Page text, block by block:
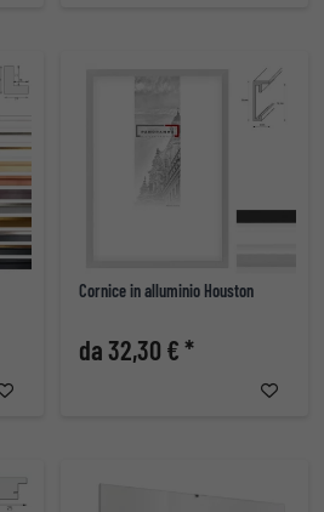
Cornice in alluminio Houston
da 32,30 € *